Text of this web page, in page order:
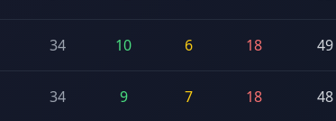
34 10 6 18 49
34 9 7 18 48